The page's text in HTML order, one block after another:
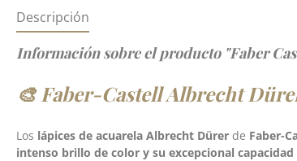
Descripción
Información sobre el producto "Faber
🎨 Faber-Castell Albrecht
Los lápices de acuarela Albrecht Dürer de Faber-
intenso brillo de color y su excepcional capacidad